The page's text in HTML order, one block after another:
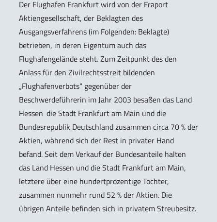
Der Flughafen Frankfurt wird von der Fraport
Aktiengesellschaft, der Beklagten des
Ausgangsverfahrens (im Folgenden: Beklagte)
betrieben, in deren Eigentum auch das
Flughafengelände steht. Zum Zeitpunkt des den
Anlass für den Zivilrechtsstreit bildenden
„Flughafenverbots“ gegenüber der
Beschwerdeführerin im Jahr 2003 besaßen das Land
Hessen‚ die Stadt Frankfurt am Main und die
Bundesrepublik Deutschland zusammen circa 70 % der
Aktien, während sich der Rest in privater Hand
befand. Seit dem Verkauf der Bundesanteile halten
das Land Hessen und die Stadt Frankfurt am Main,
letztere über eine hundertprozentige Tochter,
zusammen nunmehr rund 52 % der Aktien. Die
übrigen Anteile befinden sich in privatem Streubesitz.